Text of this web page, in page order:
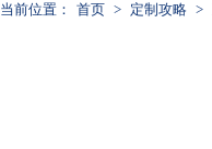
当前位置： 首页 > 定制攻略 >